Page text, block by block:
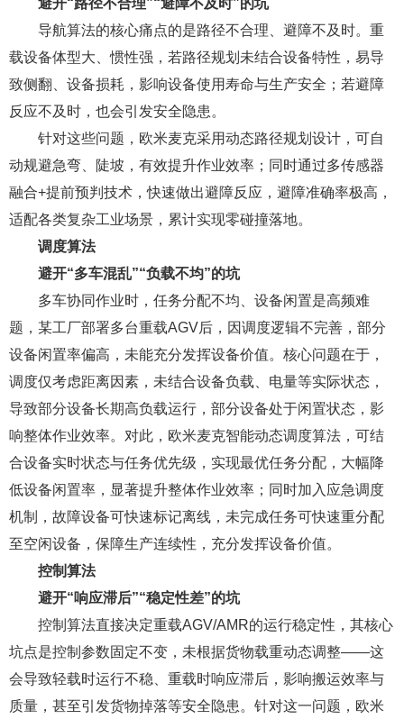
避开“路径不合理”“避障不及时”的坑
导航算法的核心痛点的是路径不合理、避障不及时。重
载设备体型大、惯性强，若路径规划未结合设备特性，易导
致侧翻、设备损耗，影响设备使用寿命与生产安全；若避障
反应不及时，也会引发安全隐患。
针对这些问题，欧米麦克采用动态路径规划设计，可自
动规避急弯、陡坡，有效提升作业效率；同时通过多传感器
融合+提前预判技术，快速做出避障反应，避障准确率极高，
适配各类复杂工业场景，累计实现零碰撞落地。
调度算法
避开“多车混乱”“负载不均”的坑
多车协同作业时，任务分配不均、设备闲置是高频难
题，某工厂部署多台重载AGV后，因调度逻辑不完善，部分
设备闲置率偏高，未能充分发挥设备价值。核心问题在于，
调度仅考虑距离因素，未结合设备负载、电量等实际状态，
导致部分设备长期高负载运行，部分设备处于闲置状态，影
响整体作业效率。对此，欧米麦克智能动态调度算法，可结
合设备实时状态与任务优先级，实现最优任务分配，大幅降
低设备闲置率，显著提升整体作业效率；同时加入应急调度
机制，故障设备可快速标记离线，未完成任务可快速重分配
至空闲设备，保障生产连续性，充分发挥设备价值。
控制算法
避开“响应滞后”“稳定性差”的坑
控制算法直接决定重载AGV/AMR的运行稳定性，其核心
坑点是控制参数固定不变，未根据货物载重动态调整——这
会导致轻载时运行不稳、重载时响应滞后，影响搬运效率与
质量，甚至引发货物掉落等安全隐患。针对这一问题，欧米